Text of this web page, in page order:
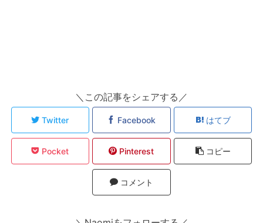
＼この記事をシェアする／
Twitter Facebook はてブ
Pocket Pinterest コピー
コメント